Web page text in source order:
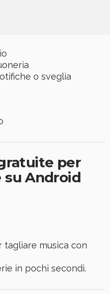
o sveglia
per
su Android
musica con
in pochi secondi.